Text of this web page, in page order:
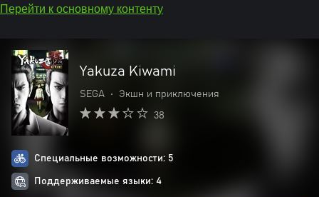
Перейти к основному контенту
Yakuza Kiwami
SEGA • Экшн и приключения
38
Специальные возможности: 5
Поддерживаемые языки: 4